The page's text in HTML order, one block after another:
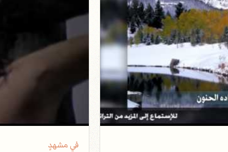
في مشهدٍ